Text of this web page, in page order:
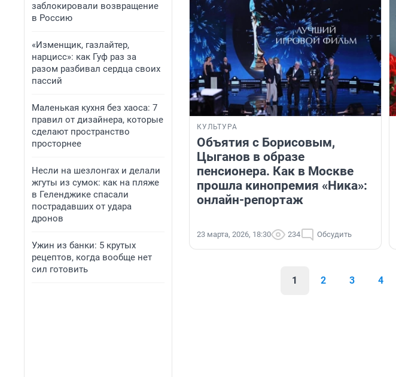
заблокировали возвращение
в Россию
«Изменщик, газлайтер,
нарцисс»: как Гуф раз за
разом разбивал сердца своих
пассий
Маленькая кухня без хаоса: 7
правил от дизайнера, которые
сделают пространство
просторнее
Несли на шезлонгах и делали
жгуты из сумок: как на пляже
в Геленджике спасали
пострадавших от удара
дронов
Ужин из банки: 5 крутых
рецептов, когда вообще нет
сил готовить
КУЛЬТУРА
Объятия с Борисовым,
Цыганов в образе
пенсионера. Как в Москве
прошла кинопремия «Ника»:
онлайн-репортаж
23 марта, 2026, 18:30 234 Обсудить
1 2 3 4